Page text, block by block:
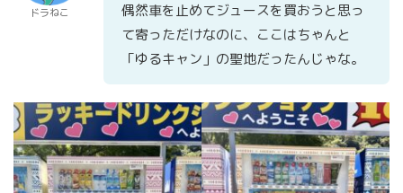
ドラねこ
偶然車を止めてジュースを買おうと思っ
て寄っただけなのに、ここはちゃんと
「ゆるキャン」の聖地だったんじゃな。